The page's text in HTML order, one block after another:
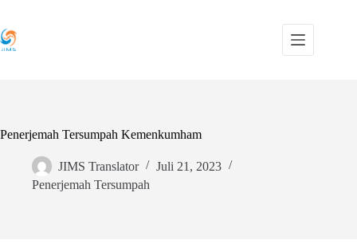
content
Penerjemah Tersumpah Kemenkumham
JIMS Translator
Juli 21, 2023
Penerjemah Tersumpah